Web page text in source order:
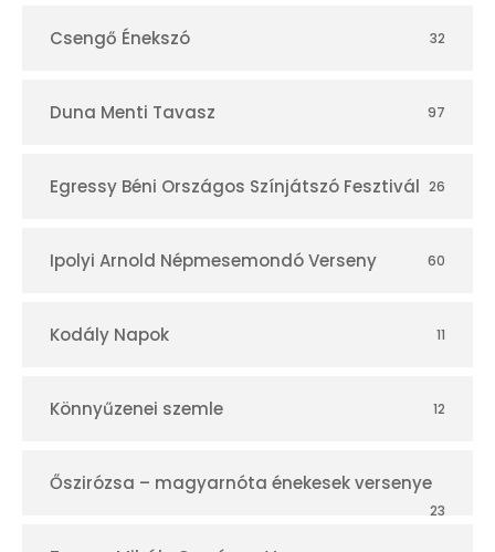
Csengő Énekszó 32
Duna Menti Tavasz 97
Egressy Béni Országos Színjátszó Fesztivál 26
Ipolyi Arnold Népmesemondó Verseny 60
Kodály Napok 11
Könnyűzenei szemle 12
Őszirózsa – magyarnóta énekesek versenye
23